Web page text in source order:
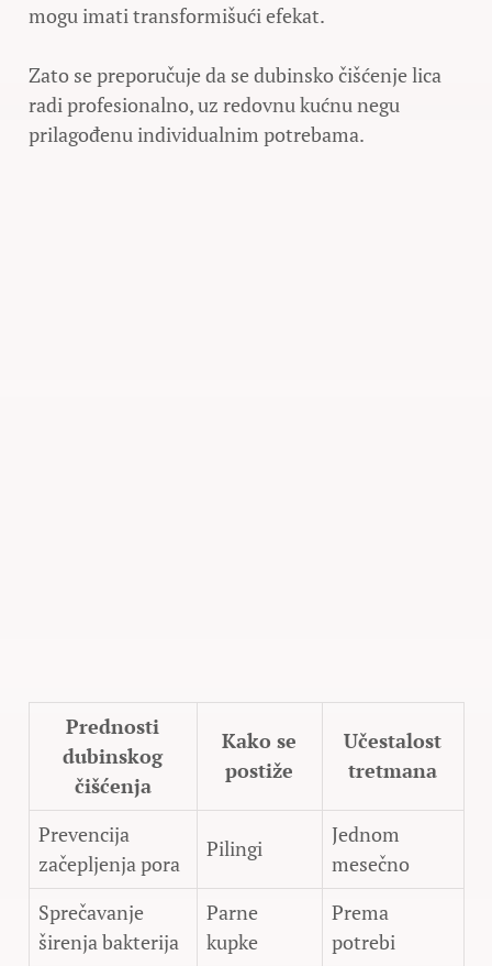
mogu imati transformišući efekat.
Zato se preporučuje da se dubinsko čišćenje lica
radi profesionalno, uz redovnu kućnu negu
prilagođenu individualnim potrebama.
Prednosti
dubinskog
čišćenja
Kako se
postiže
Učestalost
tretmana
Prevencija
začepljenja pora
Pilingi
Jednom
mesečno
Sprečavanje
širenja bakterija
Parne
kupke
Prema
potrebi